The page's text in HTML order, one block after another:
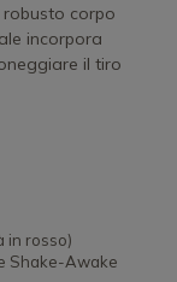
corpo
incorpora
il tiro
in rosso)
Shake-Awake